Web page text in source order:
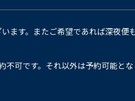
ます。またご希望であれば深夜
不可です。それ以外は予約可能